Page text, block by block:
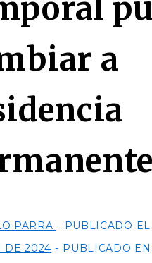
a
PARRA PUBLICADO EL
DE 2024
PUBLICADO EN